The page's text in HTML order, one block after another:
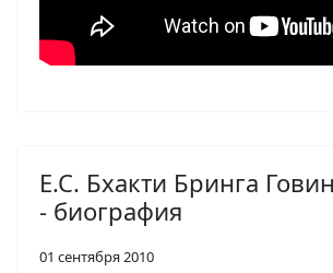
Е.С. Бхакти Бринга
- биография
01 сентября 2010